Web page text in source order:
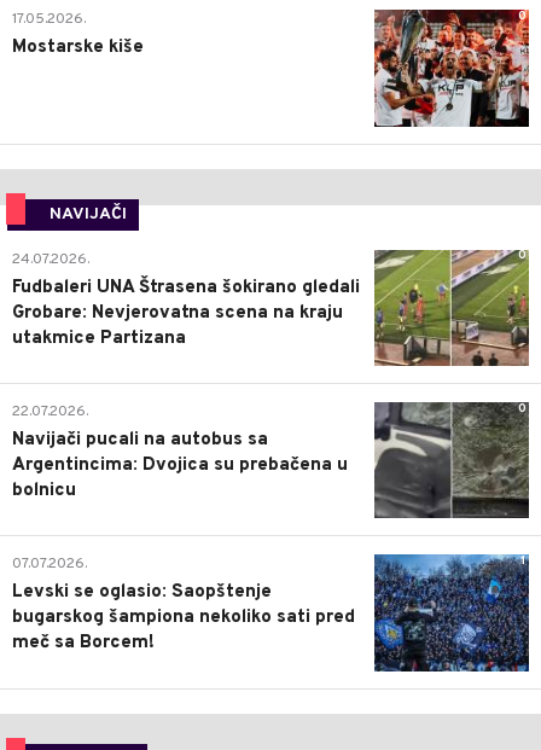
0
17.05.2026.
Mostarske kiše
NAVIJAČI
0
24.07.2026.
Fudbaleri UNA Štrasena šokirano gledali
Grobare: Nevjerovatna scena na kraju
utakmice Partizana
0
22.07.2026.
Navijači pucali na autobus sa
Argentincima: Dvojica su prebačena u
bolnicu
1
07.07.2026.
Levski se oglasio: Saopštenje
bugarskog šampiona nekoliko sati pred
meč sa Borcem!